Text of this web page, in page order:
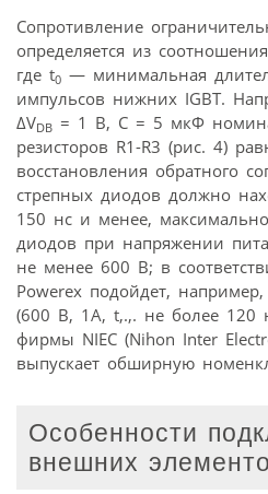
Сопротивление
определяется из
где t0 — минимальная
импульсов нижних IGBT.
ΔVDB = 1 В, С = 5 мкФ
резисторов R1-R3 (рис. 4)
восстановления обратного
стрепных диодов должно
150 нс и менее,
диодов при напряжении
не менее 600 В; в
Powerex подойдет,
(600 В, 1А, t,.,. не более
фирмы NIEC (Nihon Inter
выпускает обширную
Особенности
внешних